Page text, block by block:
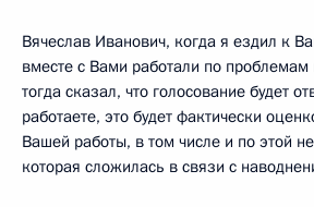
Вячеслав Иванович, когда я ездил к
вместе с Вами работали по
тогда сказал, что голосование будет
работаете, это будет фактически
Вашей работы, в том числе и по этой
которая сложилась в связи с